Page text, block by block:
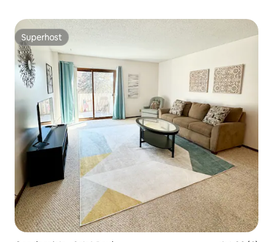
Superhost
Superhost